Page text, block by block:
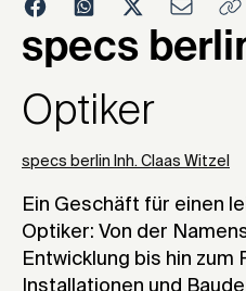
2012
specs
Optiker
specs berlin Inh. Claas Witzel
Ein Geschäft für einen
Optiker: Von der
Entwicklung bis hin zum
Installationen und